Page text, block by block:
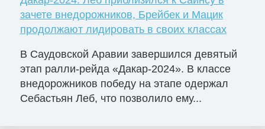
зачете внедорожников, Брейбек и Мацик
продолжают лидировать в своих классах
В Саудовской Аравии завершился девятый
этап ралли-рейда «Дакар-2024». В классе
внедорожников победу на этапе одержал
Себастьян Леб, что позволило ему...